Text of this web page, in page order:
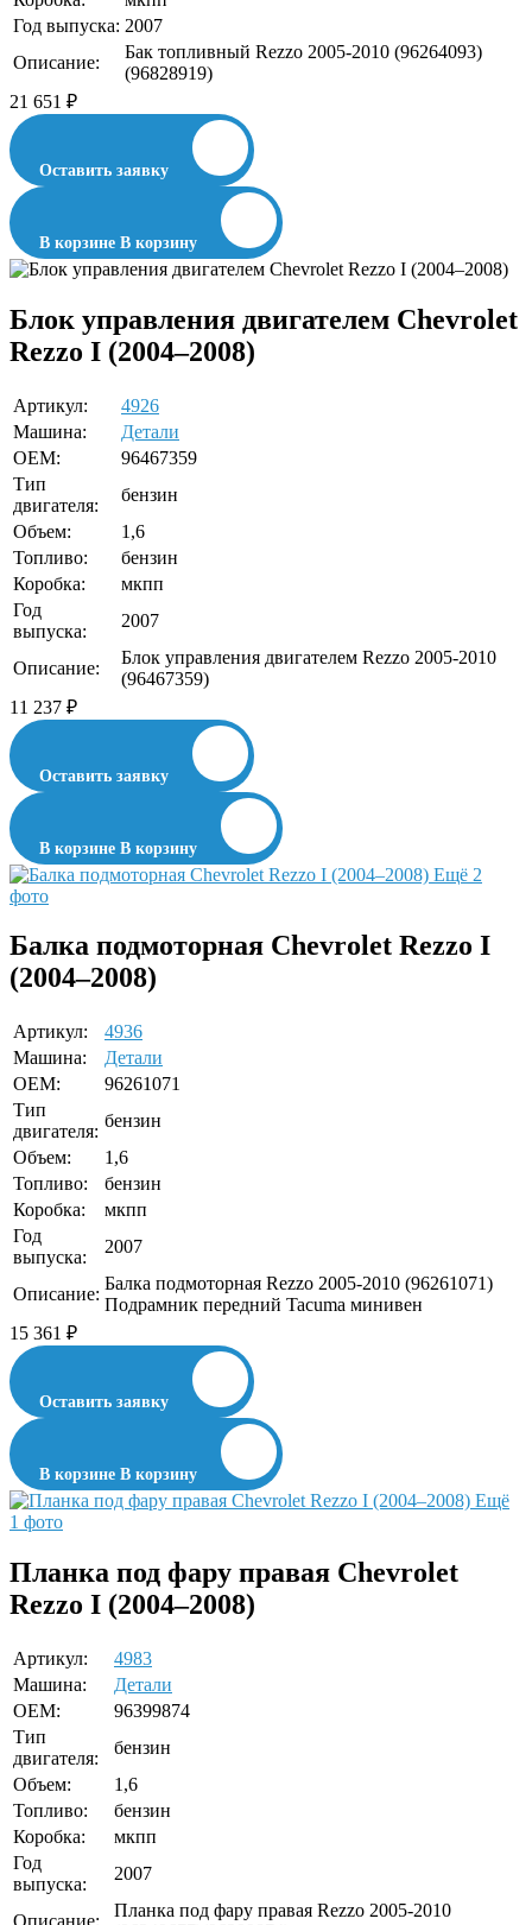
Год выпуска: 2007
Описание:
Бак топливный Rezzo 2005-2010 (96264093)
(96828919)
21 651 ₽
Оставить заявку
В корзине В корзину
Блок управления двигателем Chevrolet
Rezzo I (2004–2008)
Артикул:
4926
Машина:
Детали
OEM:
96467359
Тип
двигателя:
бензин
Объем:
1,6
Топливо:
бензин
Коробка:
мкпп
Год
выпуска:
2007
Описание:
Блок управления двигателем Rezzo 2005-2010
(96467359)
11 237 ₽
Оставить заявку
В корзине В корзину
Ещё 2
фото
Балка подмоторная Chevrolet Rezzo I
(2004–2008)
Артикул:
4936
Машина:
Детали
OEM:
96261071
Тип
двигателя:
бензин
Объем:
1,6
Топливо:
бензин
Коробка:
мкпп
Год
выпуска:
2007
Описание:
Балка подмоторная Rezzo 2005-2010 (96261071)
Подрамник передний Tacuma минивен
15 361 ₽
Оставить заявку
В корзине В корзину
Ещё
1 фото
Планка под фару правая Chevrolet
Rezzo I (2004–2008)
Артикул:
4983
Машина:
Детали
OEM:
96399874
Тип
двигателя:
бензин
Объем:
1,6
Топливо:
бензин
Коробка:
мкпп
Год
выпуска:
2007
Планка под фару правая Rezzo 2005-2010